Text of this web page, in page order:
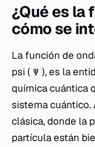
¿Qué es la
cómo se
La función de
psi ( Ψ ), es la
química cuántica
sistema cuántico.
clásica, donde la
partícula están